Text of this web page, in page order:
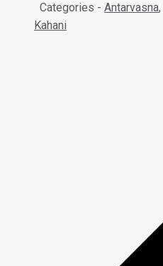
Categories - Antarvasna,
Kahani